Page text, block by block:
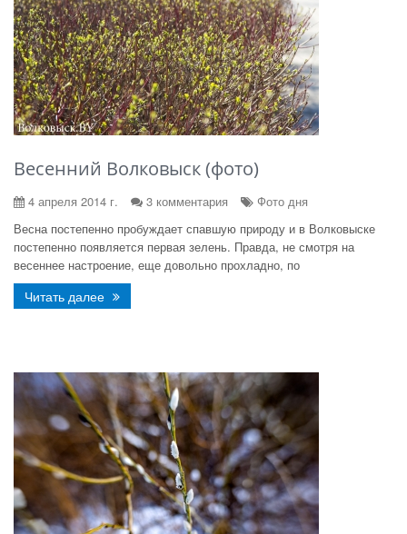
Весенний Волковыск (фото)
4 апреля 2014 г. 3 комментария
Фото дня
Весна постепенно пробуждает спавшую природу и в Волковыске
постепенно появляется первая зелень. Правда, не смотря на
весеннее настроение, еще довольно прохладно, по
Читать далее